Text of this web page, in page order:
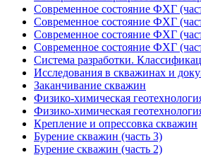
Современное состояние ФХГ
Современное состояние ФХГ
Современное состояние ФХГ
Современное состояние ФХГ
Система разработки.
Исследования в скважинах и
Заканчивание скважин
Физико-химическая
Физико-химическая
Крепление и опрессовка скважин
Бурение скважин (часть 3)
Бурение скважин (часть 2)